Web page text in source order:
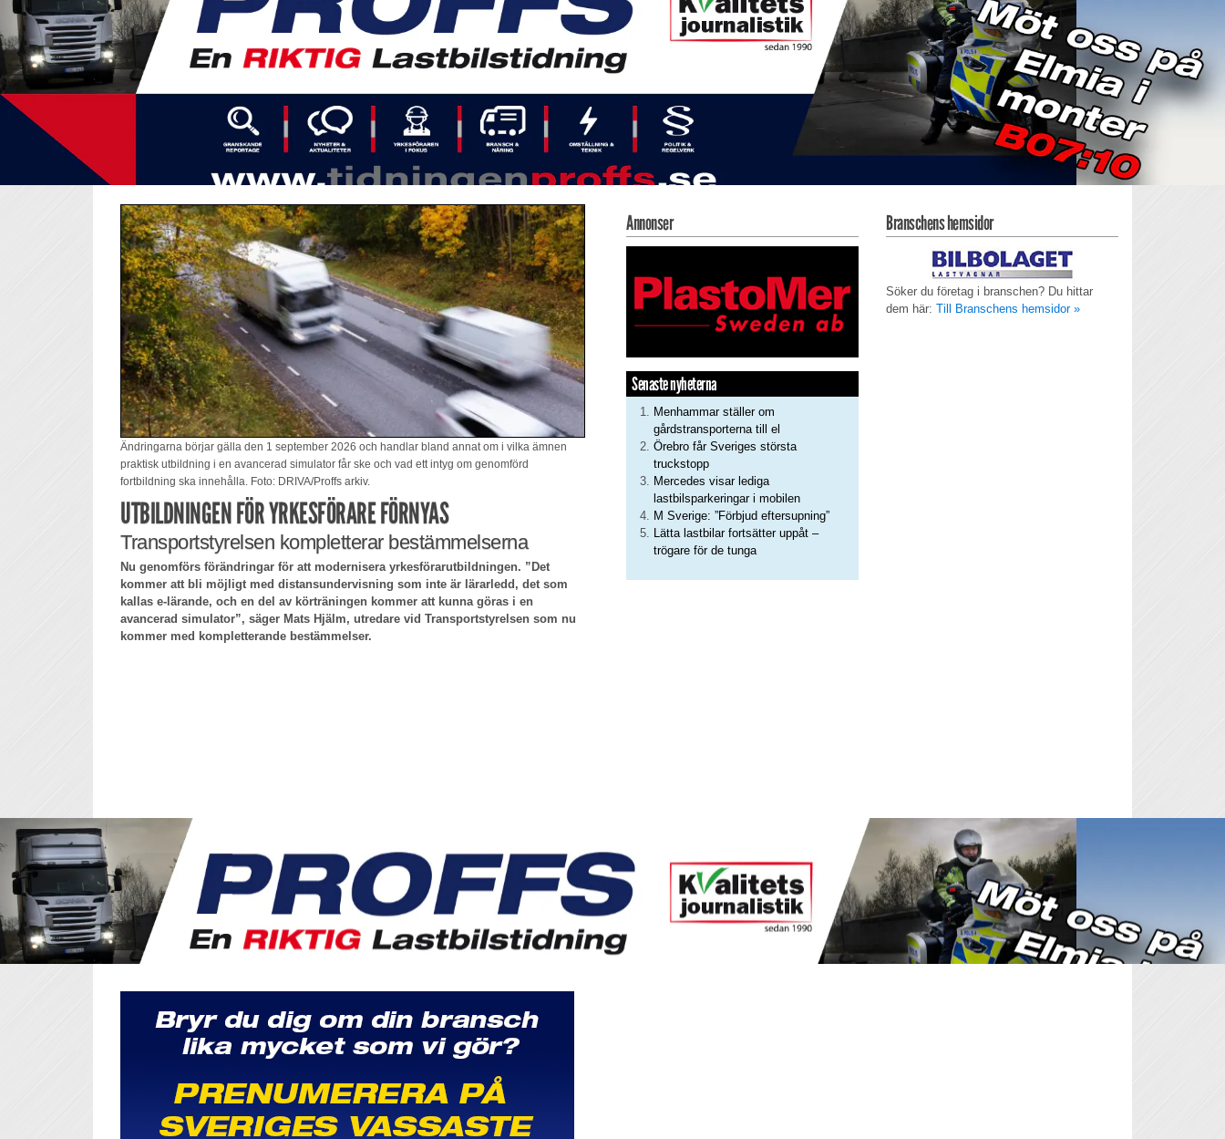
Ändringarna börjar gälla den 1 september 2026 och handlar bland annat om i vilka ämnen
praktisk utbildning i en avancerad simulator får ske och vad ett intyg om genomförd
fortbildning ska innehålla. Foto: DRIVA/Proffs arkiv.
UTBILDNINGEN FÖR YRKESFÖRARE FÖRNYAS
Transportstyrelsen kompletterar bestämmelserna
Nu genomförs förändringar för att modernisera yrkesförarutbildningen. ”Det
kommer att bli möjligt med distansundervisning som inte är lärarledd, det som
kallas e-lärande, och en del av körträningen kommer att kunna göras i en
avancerad simulator”, säger Mats Hjälm, utredare vid Transportstyrelsen som nu
kommer med kompletterande bestämmelser.
Annonser
Senaste nyheterna
Menhammar ställer om
gårdstransporterna till el
Örebro får Sveriges största
truckstopp
Mercedes visar lediga
lastbilsparkeringar i mobilen
M Sverige: ”Förbjud eftersupning”
Lätta lastbilar fortsätter uppåt –
trögare för de tunga
Branschens hemsidor
Söker du företag i branschen? Du hittar
dem här: Till Branschens hemsidor »